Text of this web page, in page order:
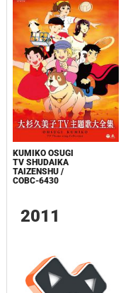
KUMIKO OSUGI
TV SHUDAIKA
TAIZENSHU /
COBC-6430
2011